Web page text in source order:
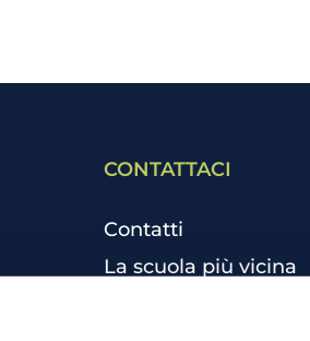
CONTATTACI
Contatti
La scuola più vicina